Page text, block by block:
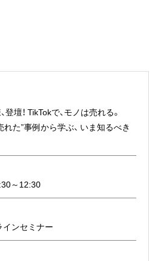
壇！ TikTokで、モノは売れる。
た”事例から学ぶ、 いま知るべき
～12:30
ンセミナー